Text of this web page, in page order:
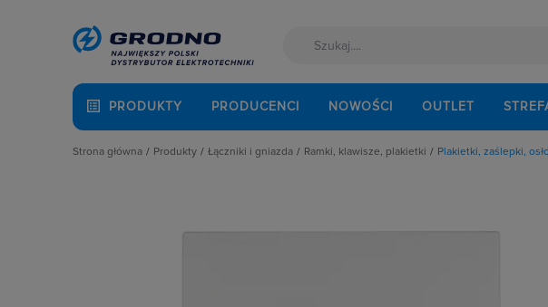
PRODUKTY PRODUCENCI NOWOŚCI OUTLET
Strona główna
Produkty
Łączniki i gniazda
Ramki, klawisze, plakietki
Plakietki, zaślepki,